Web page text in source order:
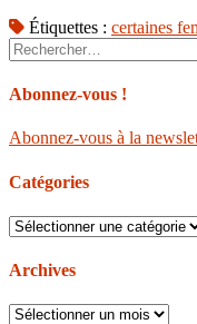
Étiquettes : certaines
Rechercher :
Abonnez-vous !
Abonnez-vous à la
Catégories
Catégories
Archives
Archives